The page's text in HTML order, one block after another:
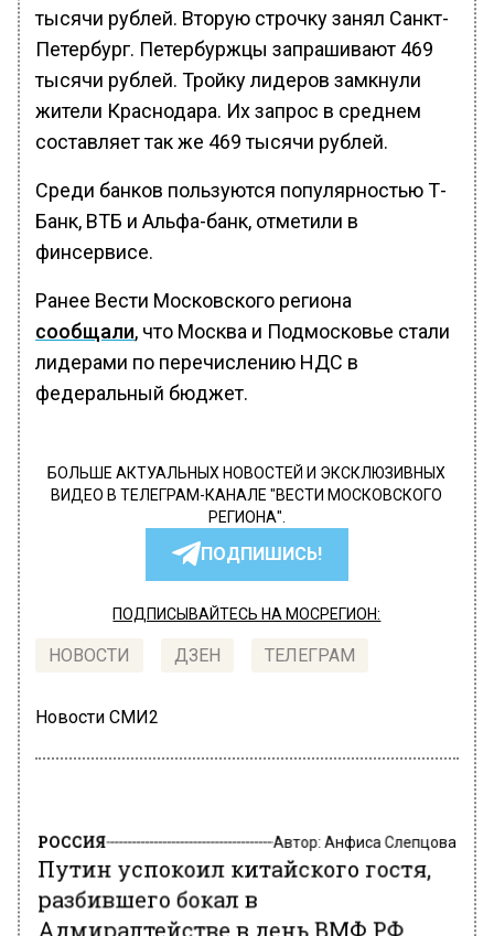
тысячи рублей. Вторую строчку занял Санкт-
Петербург. Петербуржцы запрашивают 469
тысячи рублей. Тройку лидеров замкнули
жители Краснодара. Их запрос в среднем
составляет так же 469 тысячи рублей.
Среди банков пользуются популярностью Т-
Банк, ВТБ и Альфа-банк, отметили в
финсервисе.
Ранее Вести Московского региона
сообщали, что Москва и Подмосковье стали
лидерами по перечислению НДС в
федеральный бюджет.
БОЛЬШЕ АКТУАЛЬНЫХ НОВОСТЕЙ И ЭКСКЛЮЗИВНЫХ
ВИДЕО В ТЕЛЕГРАМ-КАНАЛЕ "ВЕСТИ МОСКОВСКОГО
РЕГИОНА".
ПОДПИШИСЬ!
ПОДПИСЫВАЙТЕСЬ НА МОСРЕГИОН:
НОВОСТИ ДЗЕН ТЕЛЕГРАМ
Новости СМИ2
РОССИЯ Автор: Анфиса Слепцова
Путин успокоил китайского гостя,
разбившего бокал в
Адмиралтействе в день ВМФ РФ